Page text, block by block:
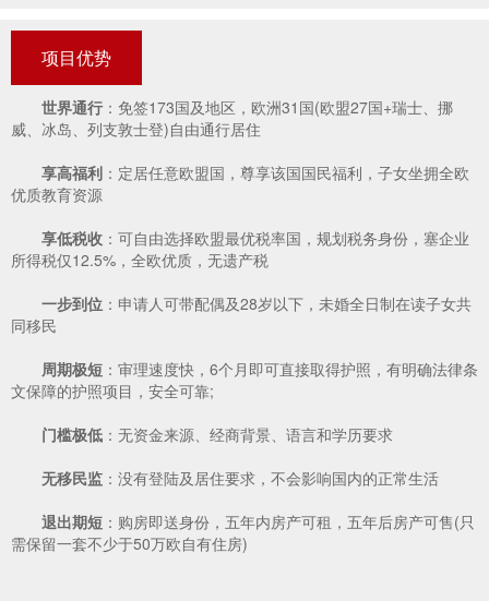
项目优势
世界通行 ：免签173国及地区，欧洲31国(欧盟27国+瑞士、挪
威、冰岛、列支敦士登)自由通行居住
享高福利 ：定居任意欧盟国，尊享该国国民福利，子女坐拥全欧
优质教育资源
享低税收 ：可自由选择欧盟最优税率国，规划税务身份，塞企业
所得税仅12.5%，全欧优质，无遗产税
一步到位 ：申请人可带配偶及28岁以下，未婚全日制在读子女共
同移民
周期极短 ：审理速度快，6个月即可直接取得护照，有明确法律条
文保障的护照项目，安全可靠;
门槛极低 ：无资金来源、经商背景、语言和学历要求
无移民监 ：没有登陆及居住要求，不会影响国内的正常生活
退出期短 ：购房即送身份，五年内房产可租，五年后房产可售(只
需保留一套不少于50万欧自有住房)